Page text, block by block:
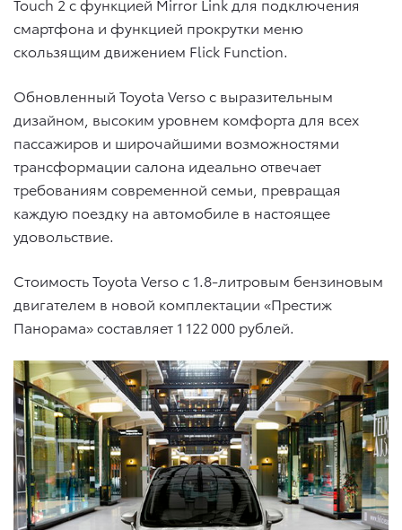
смартфона и функцией прокрутки меню
скользящим движением Flick Function.
Обновленный Toyota Verso с выразительным
дизайном, высоким уровнем комфорта для всех
пассажиров и широчайшими возможностями
трансформации салона идеально отвечает
требованиям современной семьи, превращая
каждую поездку на автомобиле в настоящее
удовольствие.
Стоимость Toyota Verso c 1.8-литровым бензиновым
двигателем в новой комплектации «Престиж
Панорама» составляет 1 122 000 рублей.